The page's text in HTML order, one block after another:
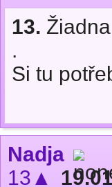
13.
.
Si tu
Nadja
13▲